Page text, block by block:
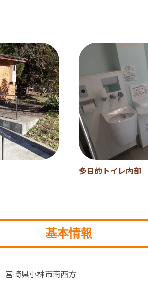
多目的トイレ内部
基本情報
崎県小林市南西方